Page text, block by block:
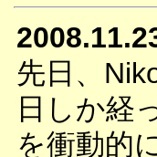
先日、
日しか経
を衝動的